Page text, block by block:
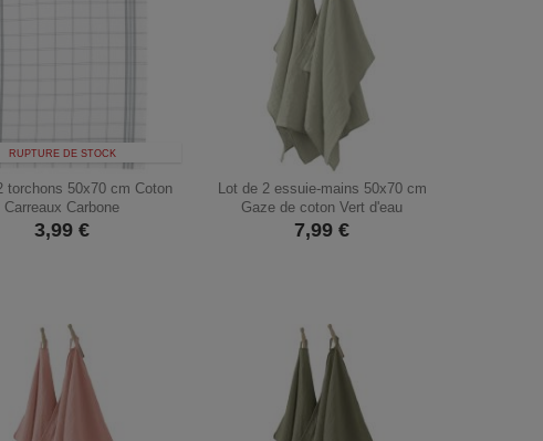
RUPTURE DE STOCK
torchons 50x70 cm Coton
Carreaux Carbone
3,99 €
Lot de 2 essuie-mains 50x70 cm
Gaze de coton Vert d'eau
7,99 €